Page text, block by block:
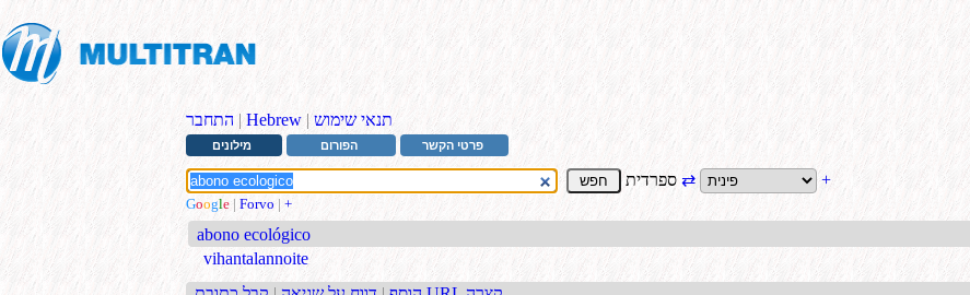
התחבר | Hebrew | תנאי שימוש
מילונים הפורום פרטי הקשר
⇄ +
Google | Forvo | +
abono ecológico
vihantalannoite